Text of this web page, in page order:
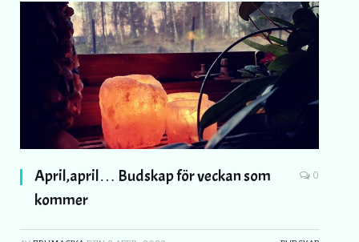
April,april… Budskap för veckan som
kommer
0